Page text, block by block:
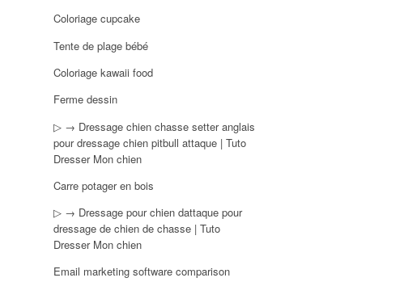
Coloriage cupcake
Tente de plage bébé
Coloriage kawaii food
Ferme dessin
▷ → Dressage chien chasse setter anglais
pour dressage chien pitbull attaque | Tuto
Dresser Mon chien
Carre potager en bois
▷ → Dressage pour chien dattaque pour
dressage de chien de chasse | Tuto
Dresser Mon chien
Email marketing software comparison